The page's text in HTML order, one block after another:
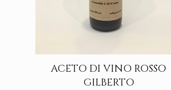
ACETO DI VINO ROSSO
GILBERTO